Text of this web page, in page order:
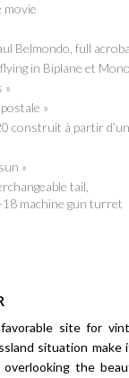
movie
Belmondo, full
in Biplane et
»
»
construit à partir
»
tail,
machine gun turret
site for
situation make
the